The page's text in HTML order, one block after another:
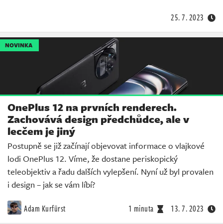
25. 7. 2023
NOVINKA
OnePlus 12 na prvních renderech.
Zachovává design předchůdce, ale v
lecčem je jiný
Postupně se již začínají objevovat informace o vlajkové
lodi OnePlus 12. Víme, že dostane periskopický
teleobjektiv a řadu dalších vylepšení. Nyní už byl provalen
i design – jak se vám líbí?
Adam Kurfürst 1 minuta 13. 7. 2023